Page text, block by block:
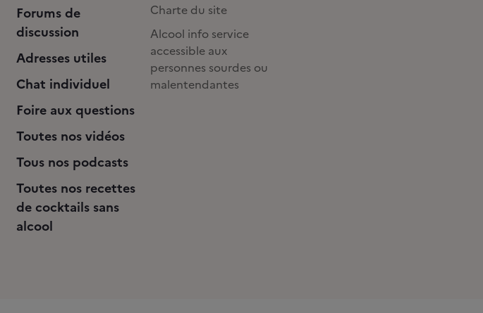
Forums de
discussion
Adresses utiles
Chat individuel
Foire aux questions
Toutes nos vidéos
Tous nos podcasts
Toutes nos recettes
de cocktails sans
alcool
Charte du site
Alcool info service
accessible aux
personnes sourdes ou
malentendantes